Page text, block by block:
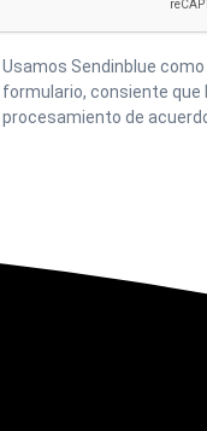
Usamos Sendinblue
formulario, consiente que
procesamiento de